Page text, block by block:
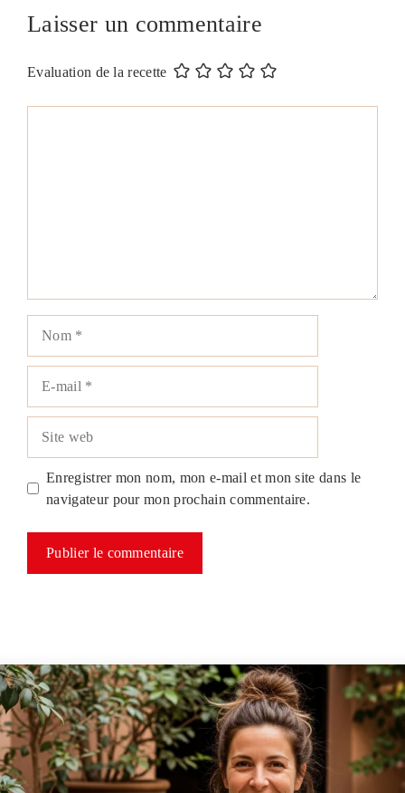
Laisser un commentaire
Evaluation de la recette
Enregistrer mon nom, mon e-mail et mon site dans le
navigateur pour mon prochain commentaire.